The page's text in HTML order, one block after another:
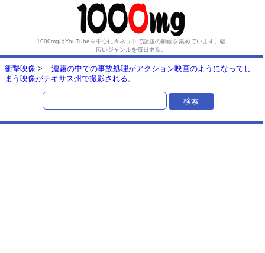
1000mgはYouTubeを中心に今ネットで話題の動画を集めています。 幅
広いジャンルを毎日更新。
衝撃映像 >
濃霧の中での事故処理がアクション映画のようになってし
まう映像がテキサス州で撮影される。